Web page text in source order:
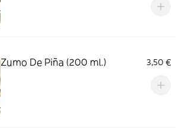
Zumo De Piña (200 ml.) 3,50 €